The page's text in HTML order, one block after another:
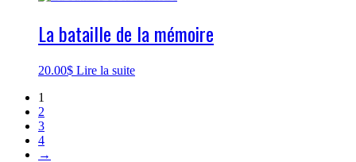
La bataille de la mémoire
20.00$ Lire la suite
1
2
3
4
→